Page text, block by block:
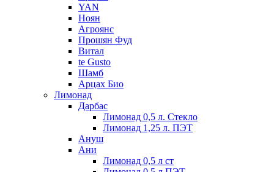
YAN
Ноян
Агроянс
Прошян Фуд
Витал
te Gusto
Шамб
Арцах Био
Лимонад
Дарбас
Лимонад 0,5 л. Стекло
Лимонад 1,25 л. ПЭТ
Ануш
Ани
Лимонад 0,5 л ст